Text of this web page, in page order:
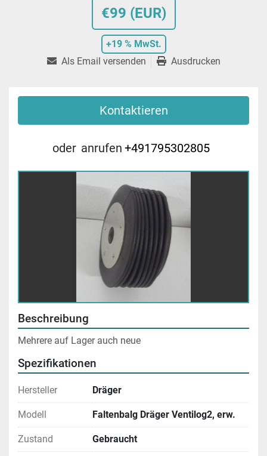
€99 (EUR)
+19 % MwSt.
Als Email versenden Ausdrucken
Kontaktieren
oder anrufen +491795302805
Beschreibung
Mehrere auf Lager auch neue
Spezifikationen
Hersteller Dräger
Modell Faltenbalg Dräger Ventilog2, erw.
Zustand Gebraucht